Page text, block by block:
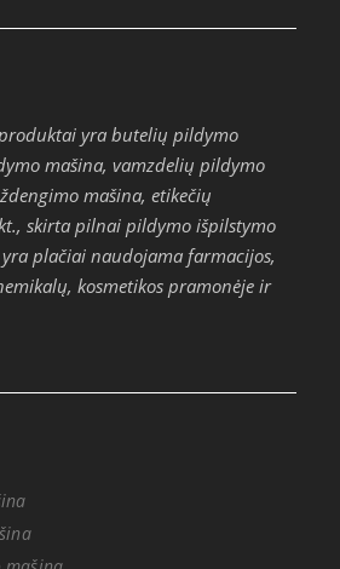
produktai yra butelių pildymo
mašina, vamzdelių pildymo
mašina, etikečių
skirta pilnai pildymo išpilstymo
plačiai naudojama farmacijos,
kosmetikos pramonėje ir